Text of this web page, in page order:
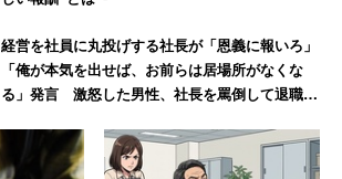
経営を社員に丸投げする社長が「恩義に報いろ」
「俺が本気を出せば、お前らは居場所がなくな
る」発言 激怒した男性、社長を罵倒して退職